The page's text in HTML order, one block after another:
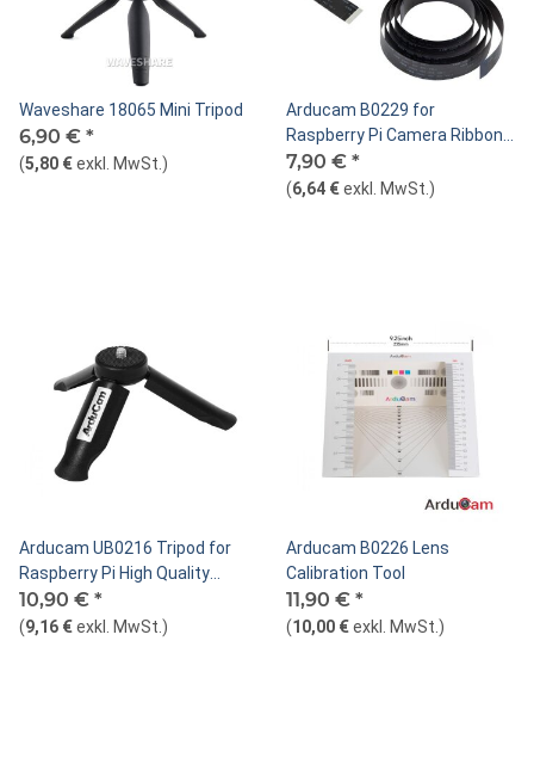
Waveshare 18065 Mini Tripod
6,90 € *
(5,80 €exkl. MwSt. )
Arducam B0229 for
Raspberry Pi Camera Ribbon
Flex Extension Cable Set
(3Pcs)
7,90 € *
(6,64 €exkl. MwSt. )
Arducam UB0216 Tripod for
Raspberry Pi High Quality
Camera
10,90 € *
(9,16 €exkl. MwSt. )
Arducam B0226 Lens
Calibration Tool
11,90 € *
(10,00 €exkl. MwSt. )